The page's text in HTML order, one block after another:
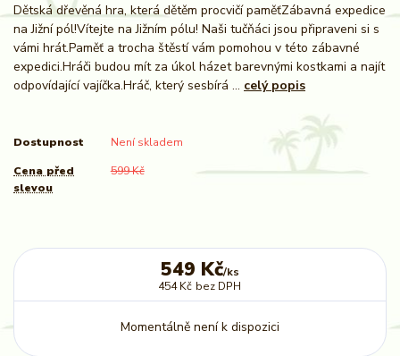
Dětská dřevěná hra, která dětěm procvičí paměťZábavná expedice
na Jižní pól!Vítejte na Jižním pólu! Naši tučňáci jsou připraveni si s
vámi hrát.Paměť a trocha štěstí vám pomohou v této zábavné
expedici.Hráči budou mít za úkol házet barevnými kostkami a najít
odpovídající vajíčka.Hráč, který sesbírá ... celý popis
Dostupnost Není skladem
Cena před
slevou
599 Kč
549 Kč/ks
454 Kč bez DPH
Momentálně není k dispozici